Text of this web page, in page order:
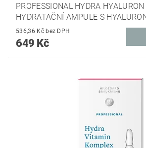
PROFESSIONAL HYDRA
HYDRATAČNÍ AMPULE S
536,36 Kč bez DPH
649 Kč